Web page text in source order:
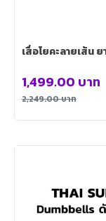
2,249.00บาท
1,499.00 บาท